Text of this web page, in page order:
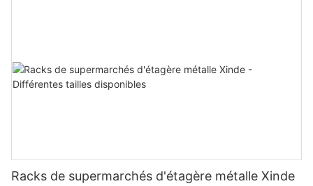
Racks de supermarchés d'étagère métalle Xinde